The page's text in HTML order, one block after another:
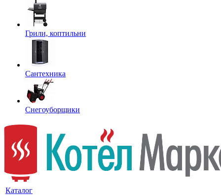
Грили, коптильни
Сантехника
Снегоуборщики
Каталог